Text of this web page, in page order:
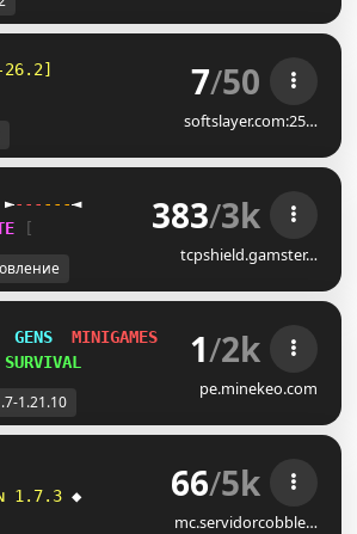
Wild West Build
7/50
softslayer.com:25…
►- - - - - -◄
E Z 383/3k
tcpshield.gamster…
GENS MINIGAMES
SMP
SURVIVAL 1/2k
pe.minekeo.com
1.21.10
1 . 7. 3 ◆ 66/5k
mc.servidorcobble…